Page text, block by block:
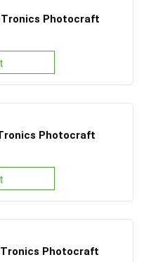
Photocraft
Photocraft
Photocraft